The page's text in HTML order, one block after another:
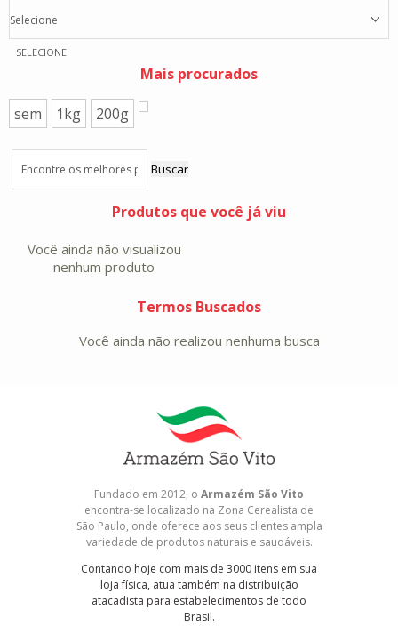
Selecione
SELECIONE
Mais procurados
sem 1kg 200g
Buscar
Produtos que você já viu
Você ainda não visualizou
nenhum produto
Termos Buscados
Você ainda não realizou nenhuma busca
Fundado em 2012, o Armazém São Vito
encontra-se localizado na Zona Cerealista de
São Paulo, onde oferece aos seus clientes ampla
variedade de produtos naturais e saudáveis.
Contando hoje com mais de 3000 itens em sua
loja física, atua também na distribuição
atacadista para estabelecimentos de todo
Brasil.